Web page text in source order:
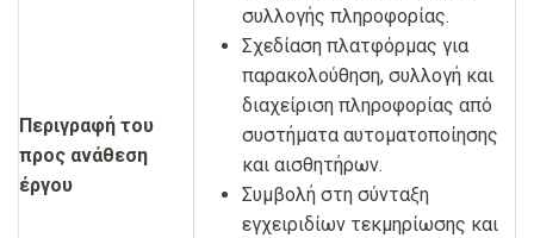
Περιγραφή του
προς ανάθεση
έργου
συλλογής πληροφορίας.
Σχεδίαση πλατφόρμας για
παρακολούθηση, συλλογή και
διαχείριση πληροφορίας από
συστήματα αυτοματοποίησης
και αισθητήρων.
Συμβολή στη σύνταξη
εγχειριδίων τεκμηρίωσης και